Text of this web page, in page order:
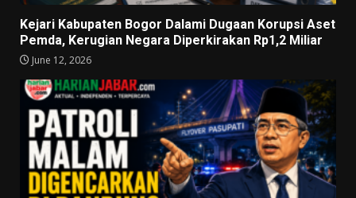
Kejari Kabupaten Bogor Dalami Dugaan Korupsi Aset
Pemda, Kerugian Negara Diperkirakan Rp1,2 Miliar
June 12, 2026